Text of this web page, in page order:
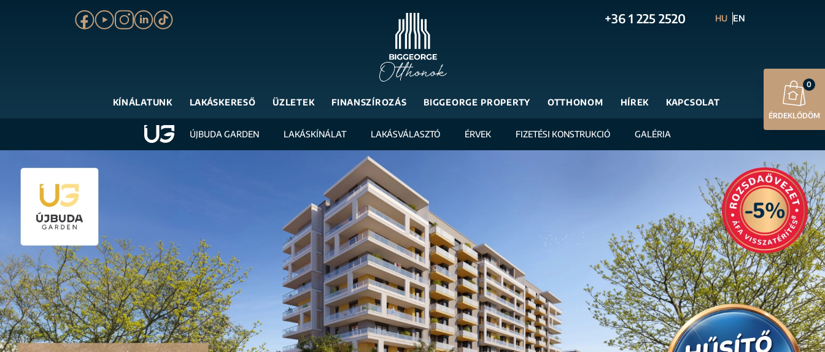
+36 1 225 2520 HU EN
KÍNÁLATUNK LAKÁSKERESŐ ÜZLETEK FINANSZÍROZÁS BIGGEORGE PROPERTY OTTHONOM HÍREK KAPCSOLAT
ÚJBUDA GARDEN LAKÁSKÍNÁLAT LAKÁSVÁLASZTÓ ÉRVEK FIZETÉSI KONSTRUKCIÓ GALÉRIA
ÉRDEKLŐDÖM
0